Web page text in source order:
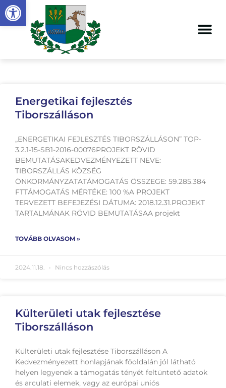
Eszköztár megnyitása
Energetikai fejlesztés
Tiborszálláson
„ENERGETIKAI FEJLESZTÉS TIBORSZÁLLÁSON” TOP-
3.2.1-15-SB1-2016-00076PROJEKT RÖVID
BEMUTATÁSAKEDVEZMÉNYEZETT NEVE:
TIBORSZÁLLÁS KÖZSÉG
ÖNKORMÁNYZATATÁMOGATÁS ÖSSZEGE: 59.285.384
FTTÁMOGATÁS MÉRTÉKE: 100 %A PROJEKT
TERVEZETT BEFEJEZÉSI DÁTUMA: 2018.12.31.PROJEKT
TARTALMÁNAK RÖVID BEMUTATÁSAA projekt
TOVÁBB OLVASOM »
2024.11.18. Nincs hozzászólás
Külterületi utak fejlesztése
Tiborszálláson
Külterületi utak fejlesztése Tiborszálláson A
Kedvezményezett honlapjának főoldalán jól látható
helyen legyenek a támogatás tényét feltüntető adatok
és arculati elemek, vagy az európai uniós